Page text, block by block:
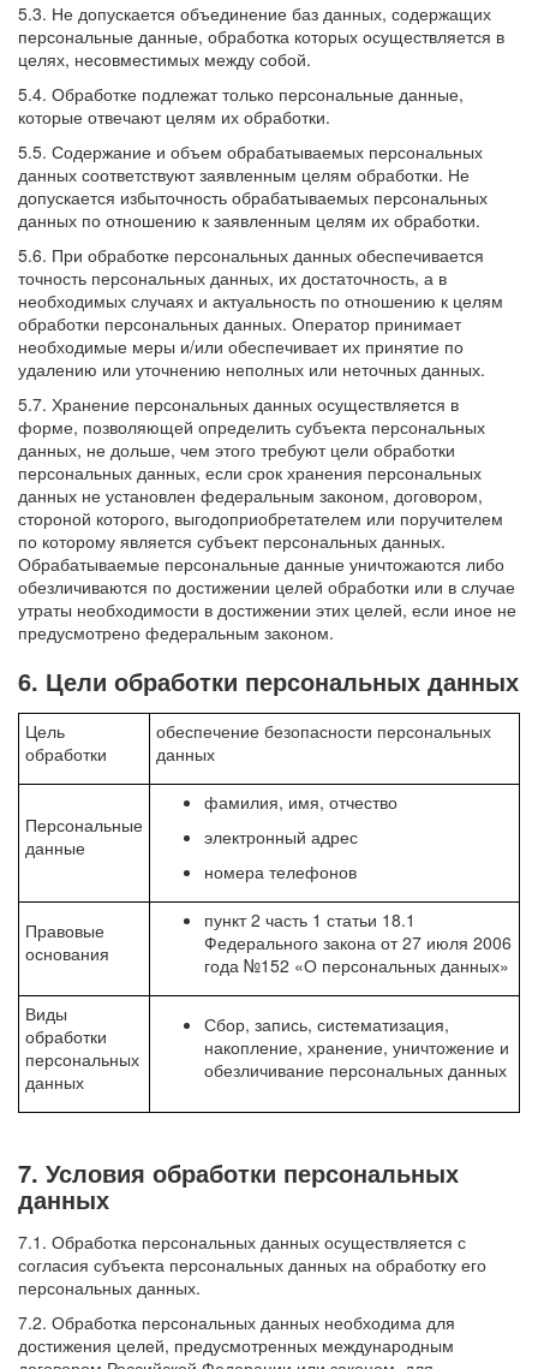
5.3. Не допускается объединение баз данных, содержащих
персональные данные, обработка которых осуществляется в
целях, несовместимых между собой.
5.4. Обработке подлежат только персональные данные,
которые отвечают целям их обработки.
5.5. Содержание и объем обрабатываемых персональных
данных соответствуют заявленным целям обработки. Не
допускается избыточность обрабатываемых персональных
данных по отношению к заявленным целям их обработки.
5.6. При обработке персональных данных обеспечивается
точность персональных данных, их достаточность, а в
необходимых случаях и актуальность по отношению к целям
обработки персональных данных. Оператор принимает
необходимые меры и/или обеспечивает их принятие по
удалению или уточнению неполных или неточных данных.
5.7. Хранение персональных данных осуществляется в
форме, позволяющей определить субъекта персональных
данных, не дольше, чем этого требуют цели обработки
персональных данных, если срок хранения персональных
данных не установлен федеральным законом, договором,
стороной которого, выгодоприобретателем или поручителем
по которому является субъект персональных данных.
Обрабатываемые персональные данные уничтожаются либо
обезличиваются по достижении целей обработки или в случае
утраты необходимости в достижении этих целей, если иное не
предусмотрено федеральным законом.
6. Цели обработки персональных данных
Цель
обработки
обеспечение безопасности персональных
данных
Персональные
данные
фамилия, имя, отчество
электронный адрес
номера телефонов
Правовые
основания
пункт 2 часть 1 статьи 18.1
Федерального закона от 27 июля 2006
года №152 «О персональных данных»
Виды
обработки
персональных
данных
Сбор, запись, систематизация,
накопление, хранение, уничтожение и
обезличивание персональных данных
7. Условия обработки персональных
данных
7.1. Обработка персональных данных осуществляется с
согласия субъекта персональных данных на обработку его
персональных данных.
7.2. Обработка персональных данных необходима для
достижения целей, предусмотренных международным